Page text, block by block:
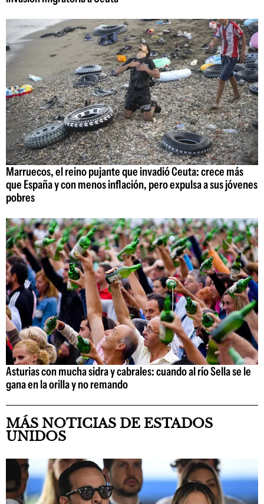
Marruecos, el reino pujante que invadió Ceuta: crece más
que España y con menos inflación, pero expulsa a sus jóvenes
pobres
Asturias con mucha sidra y cabrales: cuando al río Sella se le
gana en la orilla y no remando
MÁS NOTICIAS DE ESTADOS
UNIDOS